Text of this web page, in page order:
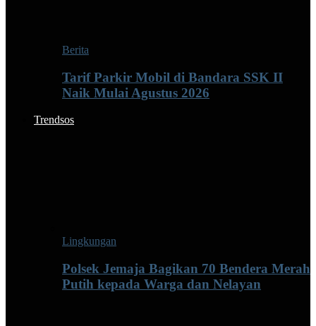
Berita
Tarif Parkir Mobil di Bandara SSK II
Naik Mulai Agustus 2026
Trendsos
Lingkungan
Polsek Jemaja Bagikan 70 Bendera Merah
Putih kepada Warga dan Nelayan